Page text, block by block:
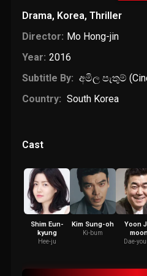
Drama, Korea,Thriller
Director: Mo Hong-jin
Year: 2016
Subtitle By: අමිල පැතුම්
Country: South Korea
Cast
Shim Eun-
kyung
Hee-ju
Kim Sung-oh
Ki-bum
Yoon
Dae-